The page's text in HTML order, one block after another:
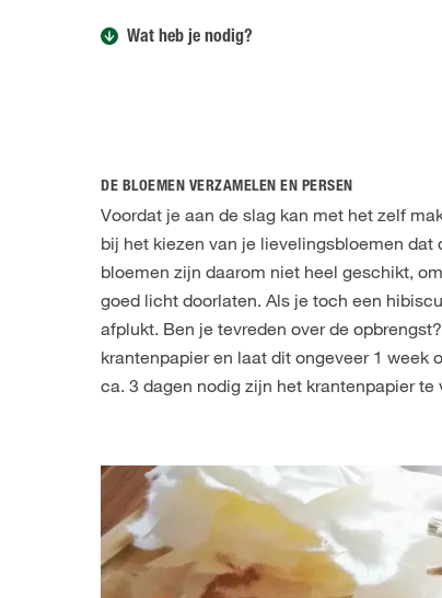
Wat heb je nodig?
DE BLOEMEN VERZAMELEN EN PERSEN
Voordat je aan de slag kan met het zelf
bij het kiezen van je lievelingsbloemen
bloemen zijn daarom niet heel geschikt,
goed licht doorlaten. Als je toch een
afplukt. Ben je tevreden over de
krantenpapier en laat dit ongeveer 1 week
ca. 3 dagen nodig zijn het krantenpapier te